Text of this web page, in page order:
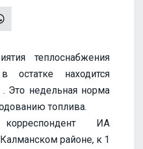
теплоснабжения
остатке находится
. Это недельная норма
топлива.
ИА
районе, к 1